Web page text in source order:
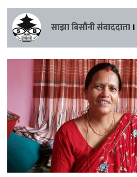
साझा बिसौनी संवाददाता ।